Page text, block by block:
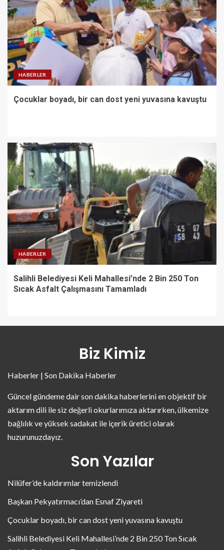
HABERLER
Çocuklar boyadı, bir can dost yeni yuvasına kavuştu
HABERLER
Salihli Belediyesi Keli Mahallesi’nde 2 Bin 250 Ton
Sıcak Asfalt Çalışmasını Tamamladı
Biz Kimiz
Haberler | Son Dakika Haberler
Güncel gündeme dair son dakika haberlerini en objektif bir
aktarım dili ile siz değerli okurlarımıza aktarırken, ülkemize
bağlılık ve yüksek sadakat ile içerik üretici olarak
huzurunuzdayız.
Son Yazılar
Nilüfer’de kaldırımlar temizlendi
Başkan Pekyatırmacı’dan Esnaf Ziyareti
Çocuklar boyadı, bir can dost yeni yuvasına kavuştu
Salihli Belediyesi Keli Mahallesi’nde 2 Bin 250 Ton Sıcak